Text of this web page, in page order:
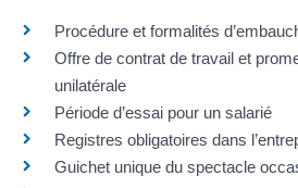
Procédure et formalités
Offre de contrat de travail et
unilatérale
Période d’essai pour un salarié
Registres obligatoires dans
Guichet unique du spectacle